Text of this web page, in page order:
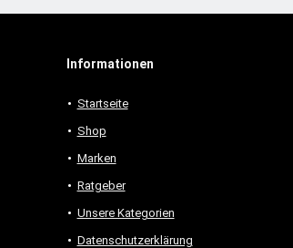
Informationen
Startseite
Shop
Marken
Ratgeber
Unsere Kategorien
Datenschutzerklärung